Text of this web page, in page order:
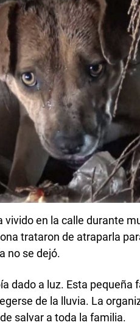
vivido en la calle durante
trataron de atraparla
no se dejó.
dado a luz. Esta pequeña
de la lluvia. La
salvar a toda la familia.